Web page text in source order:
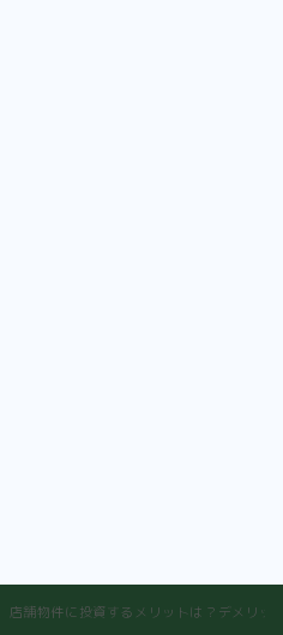
店舗物件に投資するメリットは？デメリッ